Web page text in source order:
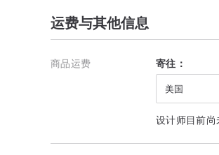
运费与其他信息
商品运费 寄往：
美国
设计师目前